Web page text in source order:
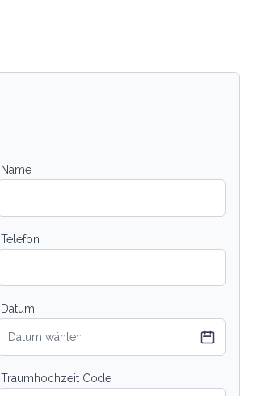
Name
Telefon
Datum
Datum wählen
Traumhochzeit Code